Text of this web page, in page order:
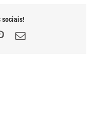
sociais!
Pinterest
E-